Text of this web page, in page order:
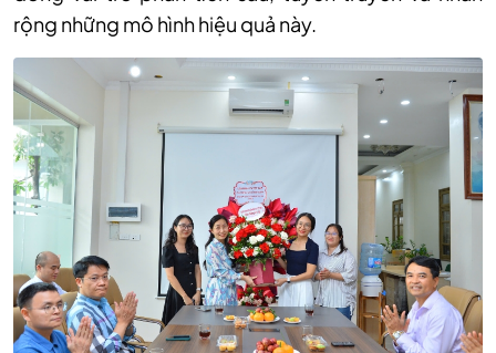
rộng những mô hình hiệu quả này.